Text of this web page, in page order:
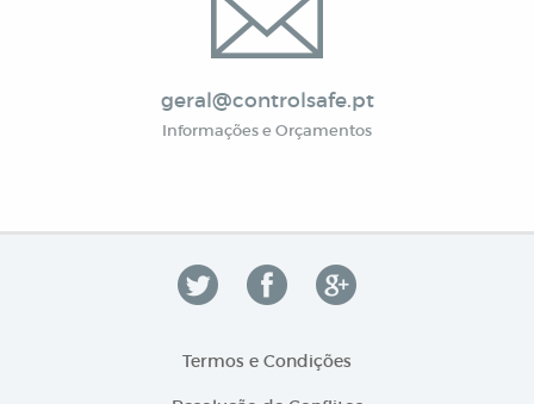
geral@controlsafe.pt
Informações e Orçamentos
Termos e Condições